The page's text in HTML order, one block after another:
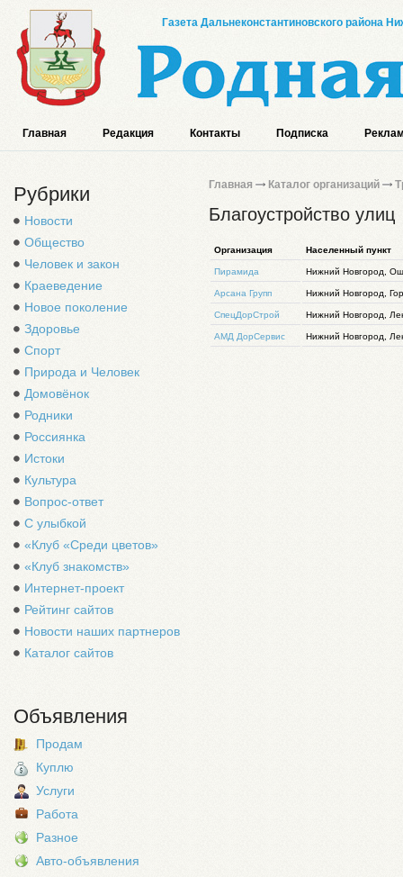
Газета Дальнеконстантиновского района
Главная Редакция Контакты Подписка
Рубрики
Новости
Общество
Человек и закон
Краеведение
Новое поколение
Здоровье
Спорт
Природа и Человек
Домовёнок
Родники
Россиянка
Истоки
Культура
Вопрос-ответ
С улыбкой
«Клуб «Среди цветов»
«Клуб знакомств»
Интернет-проект
Рейтинг сайтов
Новости наших партнеров
Каталог сайтов
Объявления
Продам
Куплю
Услуги
Работа
Разное
Авто-объявления
Главная Каталог организаций
Благоустройство улиц
Организация Населенный пункт
Пирамида Нижний Новгород,
Арсана Групп Нижний Новгород,
СпецДорСтрой Нижний Новгород,
АМД ДорСервис Нижний Новгород,